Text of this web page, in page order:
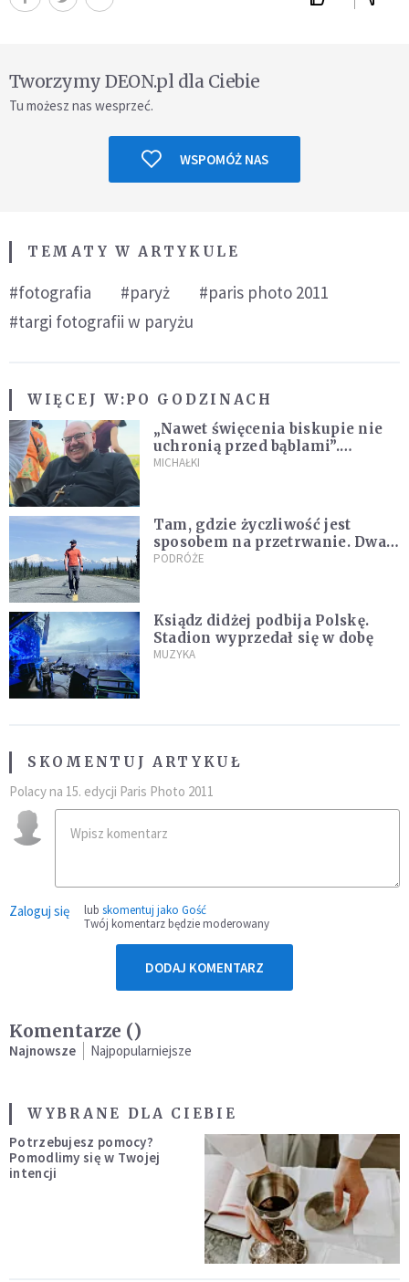
Tworzymy DEON.pl dla Ciebie
Tu możesz nas wesprzeć.
WSPOMÓŻ NAS
TEMATY W ARTYKULE
#fotografia #paryż
#paris photo 2011
#targi fotografii w paryżu
WIĘCEJ W:PO GODZINACH
„Nawet święcenia biskupie nie
uchronią przed bąblami”.
Archidiecezja pokazała
MICHAŁKI
Tam, gdzie życzliwość jest
sposobem na przetrwanie. Dwa
tygodnie na Alasce [REPORTAŻ]
PODRÓŻE
Ksiądz didżej podbija Polskę.
Stadion wyprzedał się w dobę
MUZYKA
SKOMENTUJ ARTYKUŁ
Polacy na 15. edycji Paris Photo 2011
Zaloguj się lub skomentuj jako Gość
Twój komentarz będzie moderowany
DODAJ KOMENTARZ
Komentarze ()
Najnowsze Najpopularniejsze
WYBRANE DLA CIEBIE
Potrzebujesz pomocy?
Pomodlimy się w Twojej
intencji